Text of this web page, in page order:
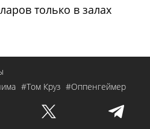
только в залах
#Том Круз #Оппенгеймер